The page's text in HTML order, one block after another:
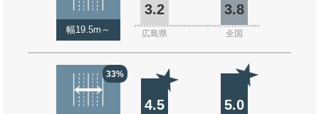
幅19.5m～
3.2 3.8
広島県 全国
33%
4.5 5.0